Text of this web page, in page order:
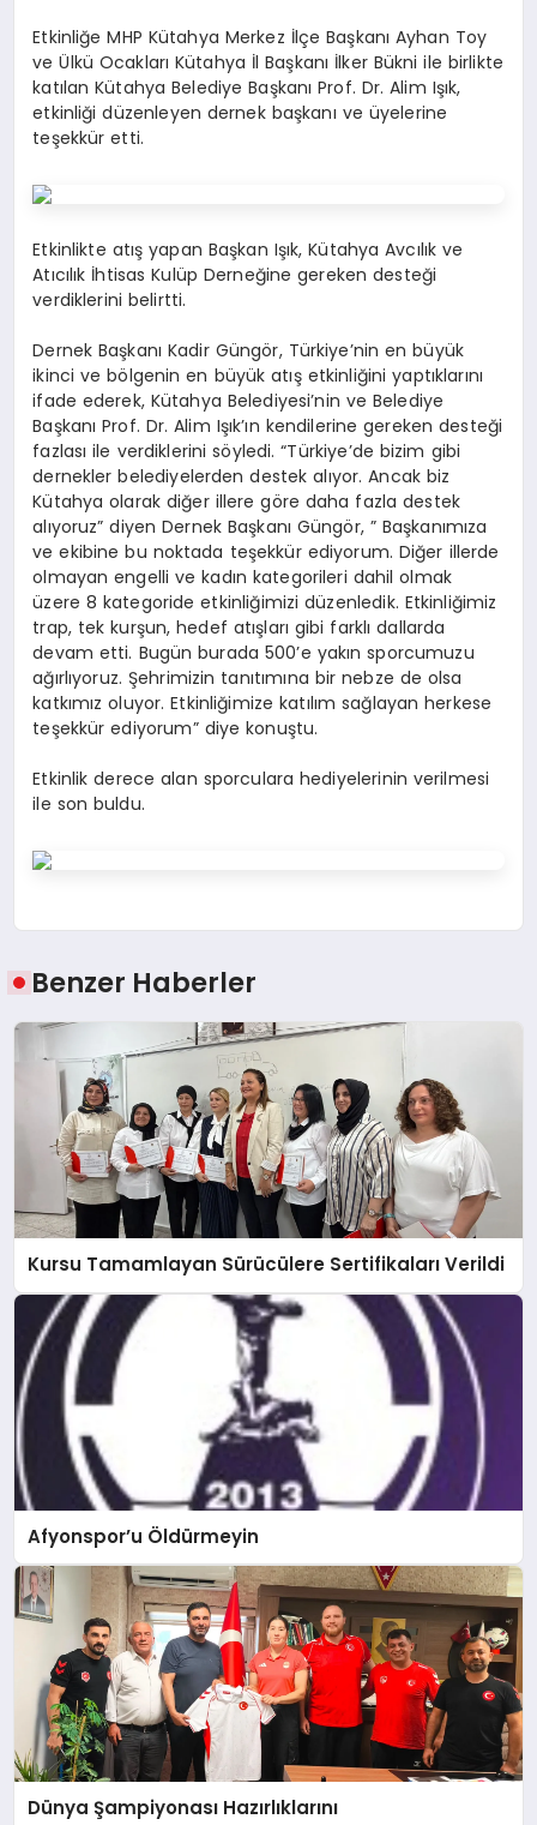
SAĞLIK
SPOR
TEKNOLOJI
Etkinliğe MHP Kütahya Merkez İlçe Başkanı Ayhan Toy
ve Ülkü Ocakları Kütahya İl Başkanı İlker Bükni ile birlikte
katılan Kütahya Belediye Başkanı Prof. Dr. Alim Işık,
etkinliği düzenleyen dernek başkanı ve üyelerine
teşekkür etti.
Etkinlikte atış yapan Başkan Işık, Kütahya Avcılık ve
Atıcılık İhtisas Kulüp Derneğine gereken desteği
verdiklerini belirtti.
Dernek Başkanı Kadir Güngör, Türkiye’nin en büyük
ikinci ve bölgenin en büyük atış etkinliğini yaptıklarını
ifade ederek, Kütahya Belediyesi’nin ve Belediye
Başkanı Prof. Dr. Alim Işık’ın kendilerine gereken desteği
fazlası ile verdiklerini söyledi. “Türkiye’de bizim gibi
dernekler belediyelerden destek alıyor. Ancak biz
Kütahya olarak diğer illere göre daha fazla destek
alıyoruz” diyen Dernek Başkanı Güngör, ” Başkanımıza
ve ekibine bu noktada teşekkür ediyorum. Diğer illerde
olmayan engelli ve kadın kategorileri dahil olmak
üzere 8 kategoride etkinliğimizi düzenledik. Etkinliğimiz
trap, tek kurşun, hedef atışları gibi farklı dallarda
devam etti. Bugün burada 500’e yakın sporcumuzu
ağırlıyoruz. Şehrimizin tanıtımına bir nebze de olsa
katkımız oluyor. Etkinliğimize katılım sağlayan herkese
teşekkür ediyorum” diye konuştu.
Etkinlik derece alan sporculara hediyelerinin verilmesi
ile son buldu.
Benzer Haberler
Kursu Tamamlayan Sürücülere Sertifikaları Verildi
Afyonspor’u Öldürmeyin
Dünya Şampiyonası Hazırlıklarını